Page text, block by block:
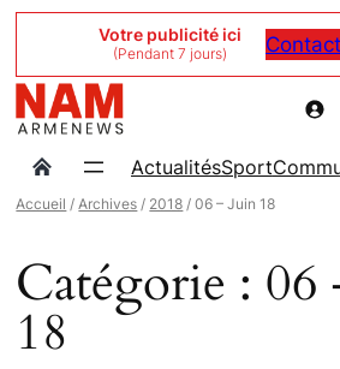
contenu
Votre publicité ici
(Pendant 7 jours)
ActualitésSport
Accueil /Archives / 2018 / 06 – Juin 18
Catégorie : 06
18